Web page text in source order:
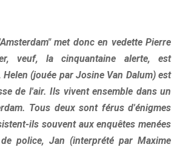
met donc en vedette Pierre
veuf, la cinquantaine alerte, est
(jouée par Josine Van Dalum) est
de l'air. Ils vivent ensemble dans un
Tous deux sont férus d'énigmes
ils souvent aux enquêtes menées
police, Jan (interprété par Maxime